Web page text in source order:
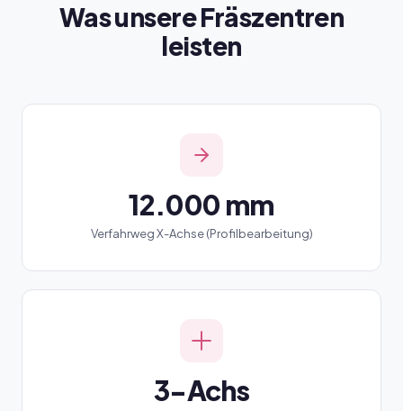
Was unsere Fräszentren
leisten
12.000 mm
Verfahrweg X-Achse (Profilbearbeitung)
3-Achs